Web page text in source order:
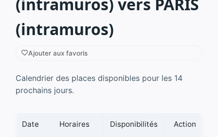
(intramuros)
Ajouter aux favoris
Calendrier des places disponibles pour les 14
prochains jours.
Date Horaires Disponibilités Action